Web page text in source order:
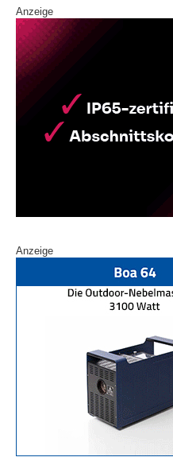
Anzeige
Anzeige